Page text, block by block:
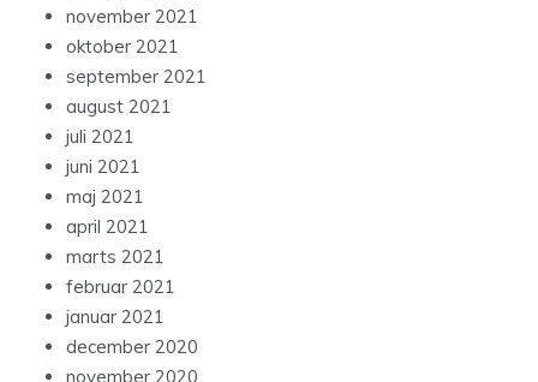
november 2021
oktober 2021
september 2021
august 2021
juli 2021
juni 2021
maj 2021
april 2021
marts 2021
februar 2021
januar 2021
december 2020
november 2020